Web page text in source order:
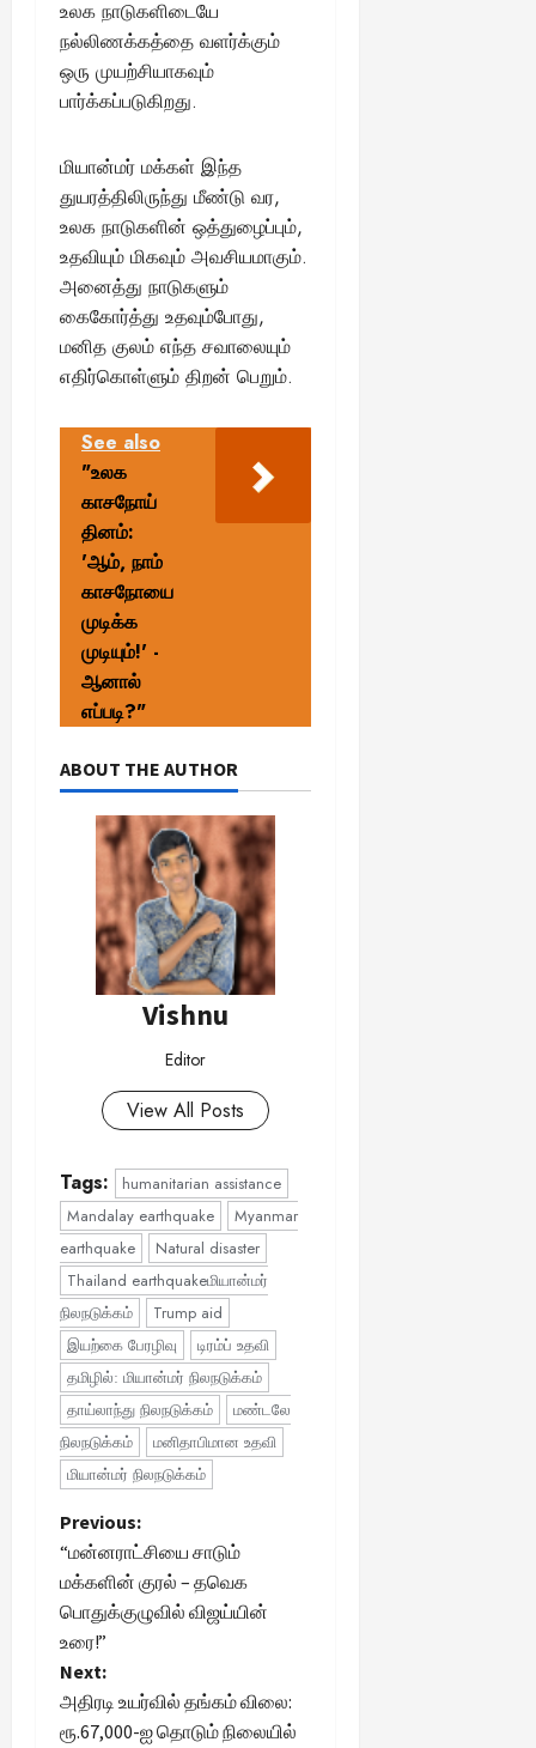
உலக நாடுகளிடையே
நல்லிணக்கத்தை வளர்க்கும்
ஒரு முயற்சியாகவும்
பார்க்கப்படுகிறது.
மியான்மர் மக்கள் இந்த
துயரத்திலிருந்து மீண்டு வர,
உலக நாடுகளின் ஒத்துழைப்பும்,
உதவியும் மிகவும் அவசியமாகும்.
அனைத்து நாடுகளும்
கைகோர்த்து உதவும்போது,
மனித குலம் எந்த சவாலையும்
எதிர்கொள்ளும் திறன் பெறும்.
See also
"உலக
காசநோய்
தினம்:
'ஆம், நாம்
காசநோயை
முடிக்க
முடியும்!' -
ஆனால்
எப்படி?"
ABOUT THE AUTHOR
Vishnu
Editor
View All Posts
Tags:
humanitarian assistance
Mandalay earthquake
Myanmar
earthquake
Natural disaster
Thailand earthquakeமியான்மர்
நிலநடுக்கம்
Trump aid
இயற்கை பேரழிவு
டிரம்ப் உதவி
தமிழில்: மியான்மர் நிலநடுக்கம்
தாய்லாந்து நிலநடுக்கம்
மண்டலே
நிலநடுக்கம்
மனிதாபிமான உதவி
மியான்மர் நிலநடுக்கம்
P
o
s
t
n
Previous:
“மன்னராட்சியை சாடும்
மக்களின் குரல் – தவெக
பொதுக்குழுவில் விஜய்யின்
உரை!”
Next:
அதிரடி உயர்வில் தங்கம் விலை:
ரூ.67,000-ஐ தொடும் நிலையில்